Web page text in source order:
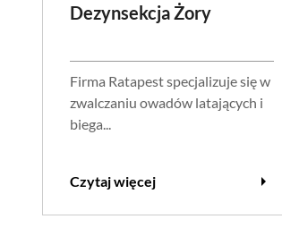
Dezynsekcja Żory
Firma Ratapest specjalizuje się w
zwalczaniu owadów latających i
biega...
Czytaj więcej arrow_right